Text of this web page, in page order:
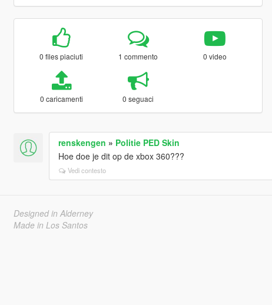
0 files piaciuti 1 commento 0 video
0 caricamenti 0 seguaci
renskengen » Politie PED Skin
Hoe doe je dit op de xbox 360???
Vedi contesto
Designed in Alderney
Made in Los Santos